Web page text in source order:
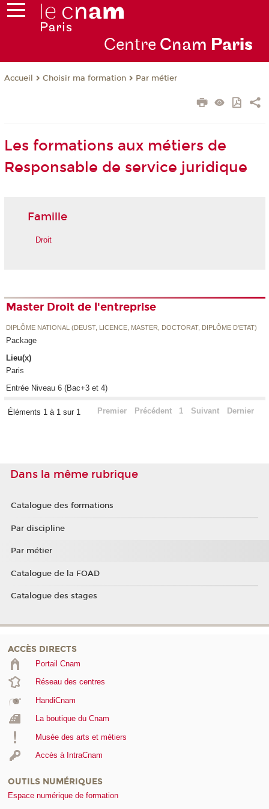
Centre Cnam Paris
Accueil Choisir ma formation Par métier
Les formations aux métiers de
Responsable de service juridique
Famille
Droit
Master Droit de l'entreprise
DIPLÔME NATIONAL (DEUST, LICENCE, MASTER, DOCTORAT, DIPLÔME D'ETAT)
Package
Lieu(x)
Paris
Entrée Niveau 6 (Bac+3 et 4)
Éléments 1 à 1 sur 1 Premier Précédent 1 Suivant Dernier
Dans la même rubrique
Catalogue des formations
Par discipline
Par métier
Catalogue de la FOAD
Catalogue des stages
ACCÈS DIRECTS
Portail Cnam
Réseau des centres
HandiCnam
La boutique du Cnam
Musée des arts et métiers
Accès à IntraCnam
OUTILS NUMÉRIQUES
Espace numérique de formation